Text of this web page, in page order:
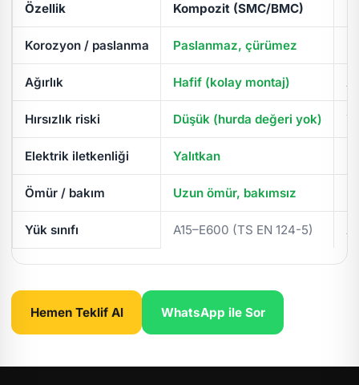
Özellik Kompozit (SMC/BMC)
Korozyon / paslanma Paslanmaz, çürümez
Ağırlık Hafif (kolay montaj)
Hırsızlık riski Düşük (hurda değeri yok)
Elektrik iletkenliği Yalıtkan
Ömür / bakım Uzun ömür, bakımsız
Yük sınıfı A15–E600 (TS EN 124-5)
Hemen Teklif Al WhatsApp ile Sor